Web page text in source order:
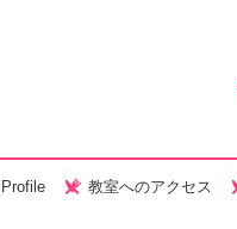
教室へのアクセス